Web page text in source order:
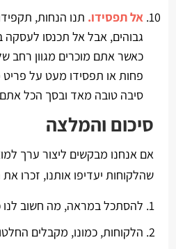
אל תפסידו. תנו הנחות,
גבוהים, אבל אל תכנסו לעסקה
כאשר אתם מוכרים מגוון רחב של
פחות או תפסידו מעט על פריט
סיבה טובה מאד ובסך הכל אתם
סיכום והמלצה
אם אנחנו מבקשים ליצור ערך
שהלקוחות יעדיפו אותנו, זכרו
להסתכל במראה, מה חשוב לנו
הלקוחות, כמונו, מקבלים